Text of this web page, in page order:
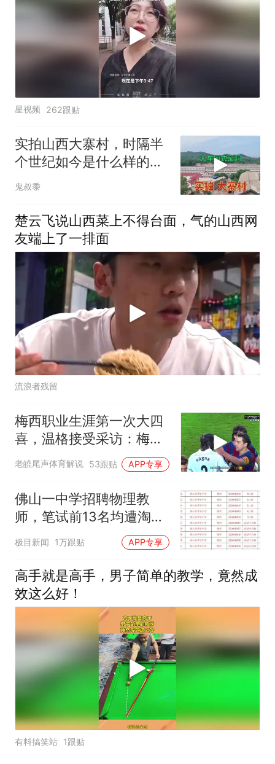
星视频 262跟贴
实拍山西大寨村，时隔半
个世纪如今是什么样的，
带大家去看看
鬼叔黍
楚云飞说山西菜上不得台面，气的山西网
友端上了一排面
流浪者残留
梅西职业生涯第一次大四
喜，温格接受采访：梅西
是足球游戏里走出来的球
老皢尾声体育解说 53跟贴 APP专享
佛山一中学招聘物理教
师，笔试前13名均遭淘
汰？教育局：已叫停招
聘，成立调查组全面核查
极目新闻 1万跟贴 APP专享
高手就是高手，男子简单的教学，竟然成
效这么好！
有料搞笑站 1跟贴